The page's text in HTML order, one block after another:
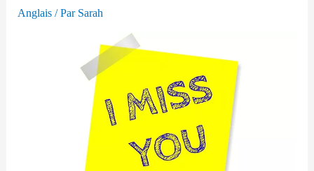
Anglais / Par Sarah